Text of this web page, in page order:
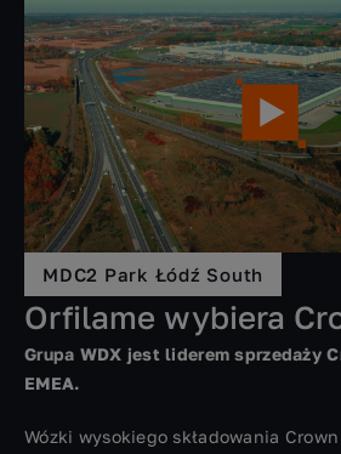
MDC2 Park Łódź South
Orfilame wybiera
Grupa WDX jest liderem sprzedaży
EMEA.
Wózki wysokiego składowania